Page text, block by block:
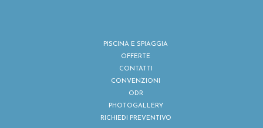
PISCINA E SPIAGGIA
OFFERTE
CONTATTI
CONVENZIONI
ODR
PHOTOGALLERY
RICHIEDI PREVENTIVO